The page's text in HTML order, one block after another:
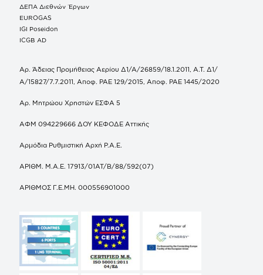
ΔΕΠΑ Διεθνών Έργων
EUROGAS
IGI Poseidon
ICGB AD
Αρ. Άδειας Προμήθειας Αερίου Δ1/Α/26859/18.1.2011, Α.Τ. Δ1/
Α/15827/7.7.2011, Αποφ. ΡΑΕ 129/2015, Αποφ. ΡΑΕ 1445/2020
Αρ. Μητρώου Χρηστών ΕΣΦΑ 5
ΑΦΜ 094229666 ΔΟΥ ΚΕΦΟΔΕ Αττικής
Αρμόδια Ρυθμιστική Αρχή Ρ.Α.Ε.
ΑΡΙΘΜ. Μ.Α.Ε. 17913/01ΑΤ/Β/88/592(07)
ΑΡΙΘΜΟΣ Γ.Ε.ΜΗ. 000556901000